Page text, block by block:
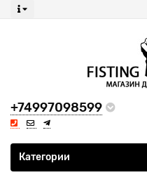
+74997098599
Все категории
Категории